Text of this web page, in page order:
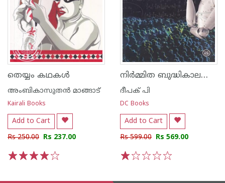
തെയ്യം കഥകള്‍
അംബികാസുതന്‍ മാങ്ങാട്
Kairali Books
Add to Cart
Rs 250.00 Rs 237.00
നിര്‍മ്മിത ബുദ്ധികാലത്തെ സാമൂഹിക രാഷ്ട്രീയ ജീവിതം
ദീപക് പി
DC Books
Add to Cart
Rs 599.00 Rs 569.00